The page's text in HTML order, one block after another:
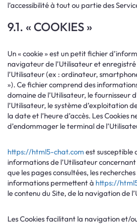
l’accessibilité à tout ou partie des
9.1. « COOKIES »
Un « cookie » est un petit fichier
navigateur de l’Utilisateur et
l’Utilisateur (ex : ordinateur,
»). Ce fichier comprend des
domaine de l’Utilisateur, le fournisseur
l’Utilisateur, le système d’exploitation
la date et l’heure d’accès. Les Cookies
d’endommager le terminal de
https://html5-chat.com est susceptible
informations de l’Utilisateur
que les pages consultées, les
informations permettent à https://
le contenu du Site, de la navigation de
Les Cookies facilitant la navigation et/